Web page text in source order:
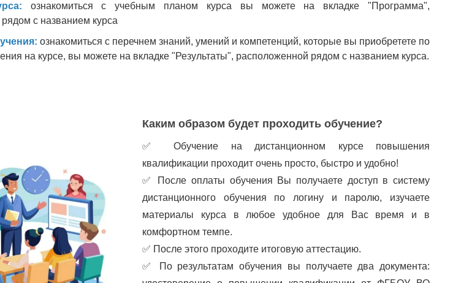
ознакомиться с учебным планом курса вы можете на вкладке "Программа",
с названием курса
ознакомиться с перечнем знаний, умений и компетенций, которые вы приобретете по
на курсе, вы можете на вкладке "Результаты", расположенной рядом с названием курса.
Каким образом будет проходить обучение?
✅ Обучение на дистанционном курсе повышения
квалификации проходит очень просто, быстро и удобно!
✅ После оплаты обучения Вы получаете доступ в систему
дистанционного обучения по логину и паролю, изучаете
материалы курса в любое удобное для Вас время и в
комфортном темпе.
✅ После этого проходите итоговую аттестацию.
✅
По результатам обучения вы получаете два документа: